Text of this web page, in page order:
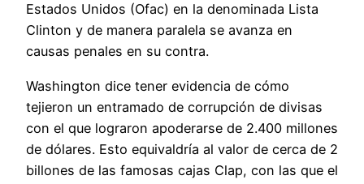
Estados Unidos (Ofac) en la denominada Lista
Clinton y de manera paralela se avanza en
causas penales en su contra.
Washington dice tener evidencia de cómo
tejieron un entramado de corrupción de divisas
con el que lograron apoderarse de 2.400 millones
de dólares. Esto equivaldría al valor de cerca de 2
billones de las famosas cajas Clap, con las que el